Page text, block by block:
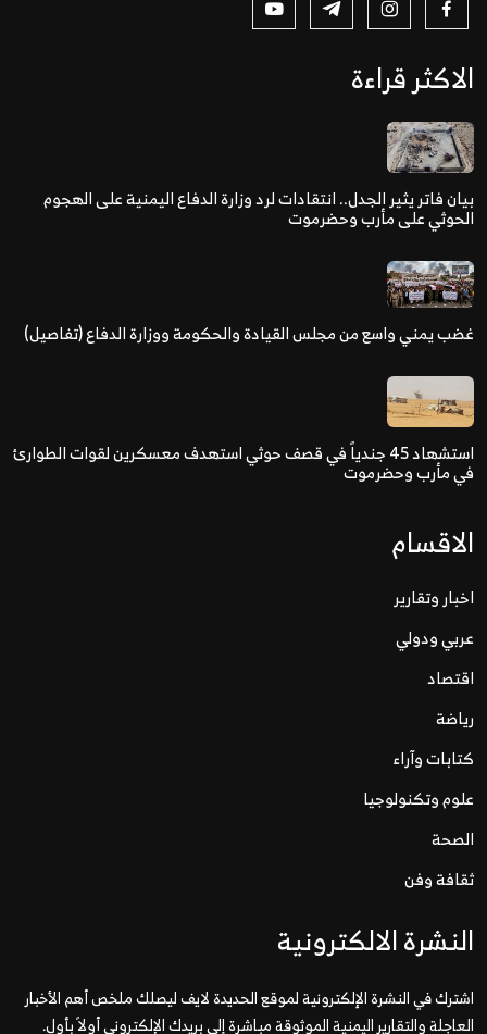
الاكثر قراءة
بيان فاتر يثير الجدل.. انتقادات لرد وزارة الدفاع اليمنية على الهجوم
الحوثي على مأرب وحضرموت
غضب يمني واسع من مجلس القيادة والحكومة ووزارة الدفاع (تفاصيل)
استشهاد 45 جندياً في قصف حوثي استهدف معسكرين لقوات الطوارئ
في مأرب وحضرموت
الاقسام
اخبار وتقارير
عربي ودولي
اقتصاد
رياضة
كتابات وآراء
علوم وتكنولوجيا
الصحة
ثقافة وفن
النشرة الالكترونية
اشترك في النشرة الإلكترونية لموقع الحديدة لايف ليصلك ملخص أهم الأخبار
العاجلة والتقارير اليمنية الموثوقة مباشرة إلى بريدك الإلكتروني أولاً بأول.